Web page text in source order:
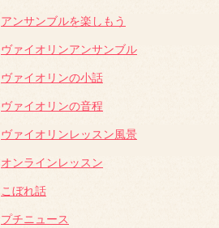
アンサンブルを楽しもう
ヴァイオリンアンサンブル
ヴァイオリンの小話
ヴァイオリンの音程
ヴァイオリンレッスン風景
オンラインレッスン
こぼれ話
プチニュース